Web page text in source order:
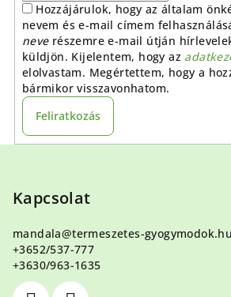
Hozzájárulok, hogy az általam
nevem és e-mail címem
neverészemre e-mail útján
küldjön. Kijelentem, hogy az
elolvastam. Megértettem, hogy a
bármikor visszavonhatom.
Feliratkozás
Kapcsolat
mandala@termeszetes-gyogymodok.hu
+3652/537-777
+3630/963-1635